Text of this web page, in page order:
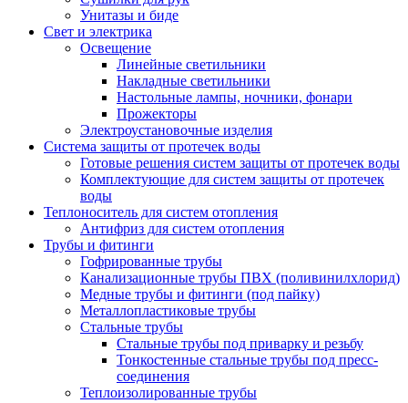
Унитазы и биде
Свет и электрика
Освещение
Линейные светильники
Накладные светильники
Настольные лампы, ночники, фонари
Прожекторы
Электроустановочные изделия
Система защиты от протечек воды
Готовые решения систем защиты от протечек воды
Комплектующие для систем защиты от протечек
воды
Теплоноситель для систем отопления
Антифриз для систем отопления
Трубы и фитинги
Гофрированные трубы
Канализационные трубы ПВХ (поливинилхлорид)
Медные трубы и фитинги (под пайку)
Металлопластиковые трубы
Стальные трубы
Стальные трубы под приварку и резьбу
Тонкостенные стальные трубы под пресс-
соединения
Теплоизолированные трубы